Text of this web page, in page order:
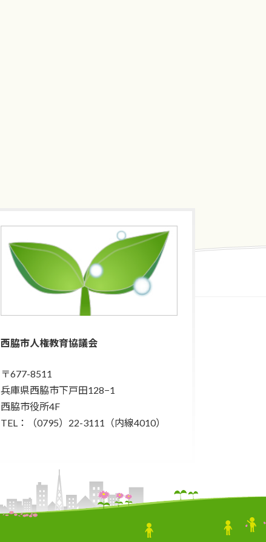
西脇市人権教育協議会
〒677-8511
兵庫県西脇市下戸田128−1
西脇市役所4F
TEL：（0795）22-3111（内線4010）